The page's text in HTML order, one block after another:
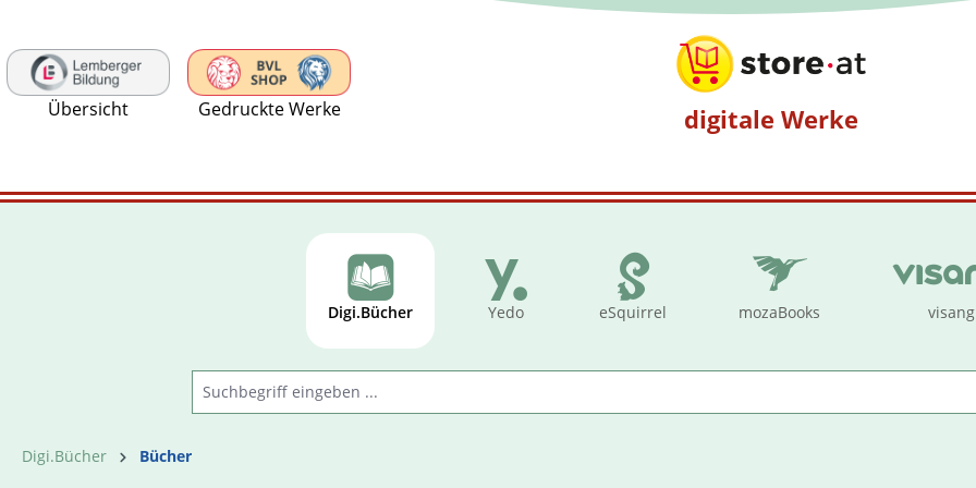
Übersicht Gedruckte Werke digitale Werke
Digi.Bücher Yedo eSquirrel mozaBooks visang
Digi.Bücher Bücher